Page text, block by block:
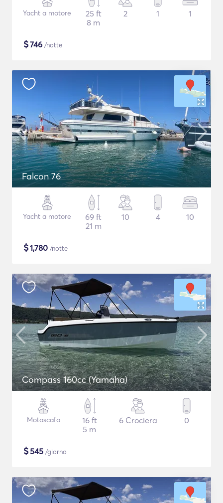
Yacht a motore
25 ft
8 m
2 1 1
$746 /notte
Falcon 76
Yacht a motore
69 ft
21 m
10 4 10
$1,780 /notte
Compass 160cc (Yamaha)
Motoscafo
16 ft
5 m
6 Crociera 0
$545 /giorno